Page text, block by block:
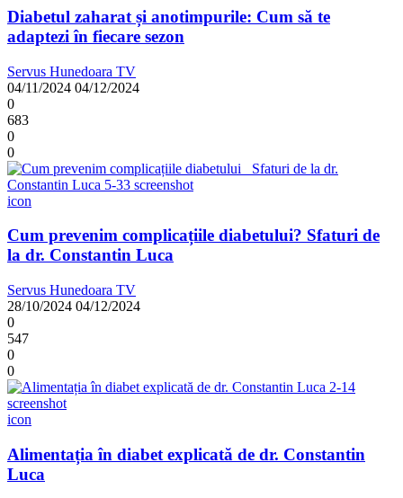
Diabetul zaharat și anotimpurile: Cum să te
adaptezi în fiecare sezon
Servus Hunedoara TV
04/11/2024 04/12/2024
0
683
0
0
icon
Cum prevenim complicațiile diabetului? Sfaturi de
la dr. Constantin Luca
Servus Hunedoara TV
28/10/2024 04/12/2024
0
547
0
0
icon
Alimentația în diabet explicată de dr. Constantin
Luca